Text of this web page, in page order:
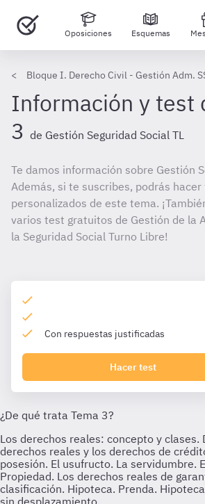
Oposiciones Esquemas
Bloque I. Derecho Civil - Gestión Adm.
Información y test
3 de Gestión Seguridad Social TL
Te damos información sobre Gestión
Además, si te suscribes, podrás
personalizados de este tema.
varios test gratuitos de Gestión de la
la Seguridad Social Turno Libre!
Con respuestas justificadas
Hacer test